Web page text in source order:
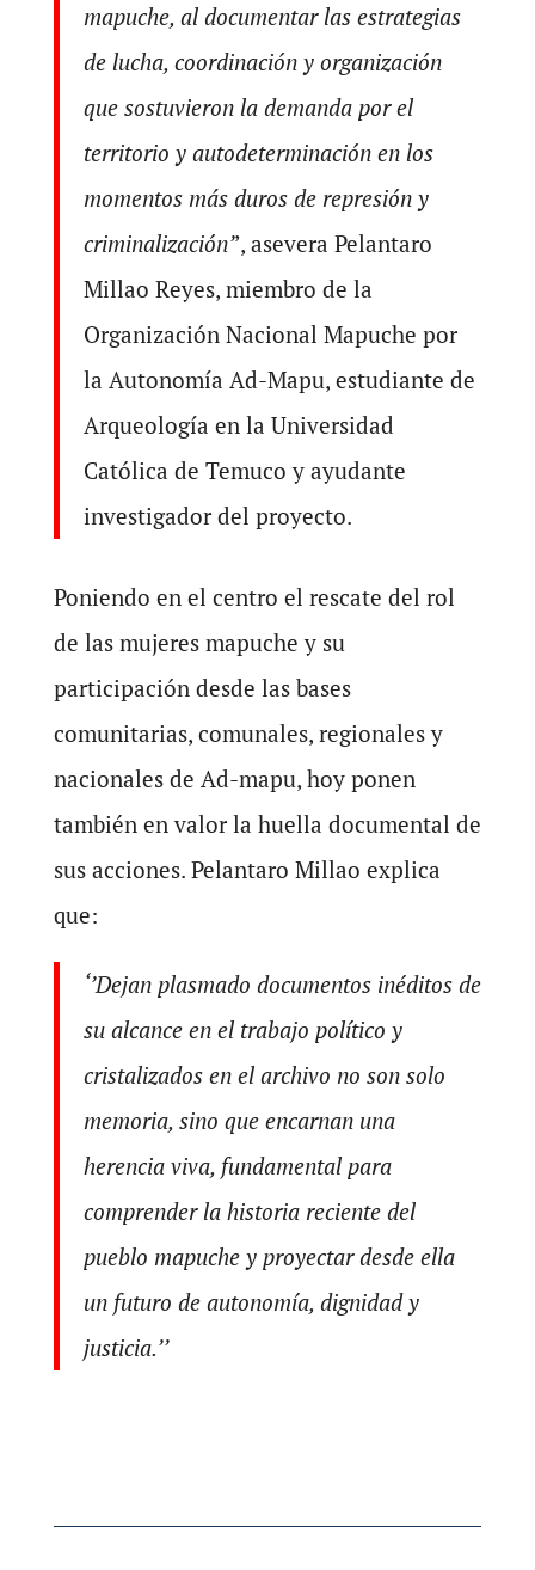
mapuche, al documentar las estrategias
de lucha, coordinación y organización
que sostuvieron la demanda por el
territorio y autodeterminación en los
momentos más duros de represión y
criminalización’’, asevera Pelantaro
Millao Reyes, miembro de la
Organización Nacional Mapuche por
la Autonomía Ad-Mapu, estudiante de
Arqueología en la Universidad
Católica de Temuco y ayudante
investigador del proyecto.
Poniendo en el centro el rescate del rol
de las mujeres mapuche y su
participación desde las bases
comunitarias, comunales, regionales y
nacionales de Ad-mapu, hoy ponen
también en valor la huella documental de
sus acciones. Pelantaro Millao explica
que:
‘’Dejan plasmado documentos inéditos de
su alcance en el trabajo político y
cristalizados en el archivo no son solo
memoria, sino que encarnan una
herencia viva, fundamental para
comprender la historia reciente del
pueblo mapuche y proyectar desde ella
un futuro de autonomía, dignidad y
justicia.’’